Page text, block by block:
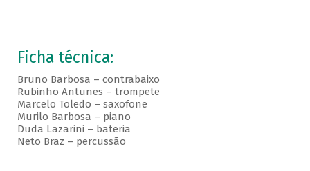
Ficha técnica:
Bruno Barbosa – contrabaixo
Rubinho Antunes – trompete
Marcelo Toledo – saxofone
Murilo Barbosa – piano
Duda Lazarini – bateria
Neto Braz – percussão